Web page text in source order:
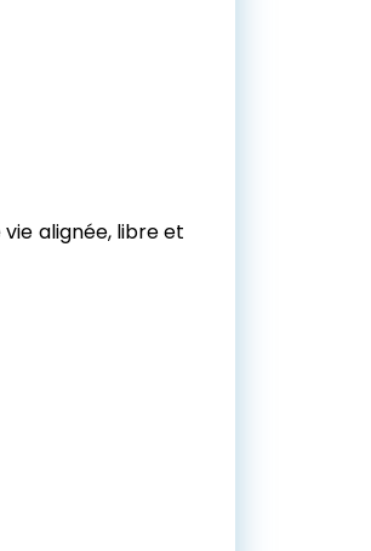
alignée, libre et